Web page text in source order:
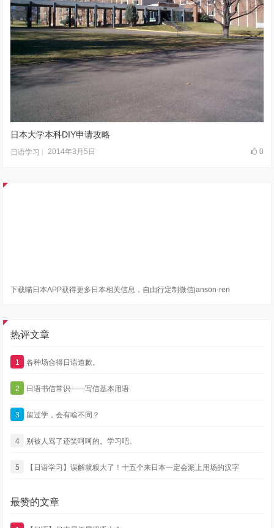
日本大学本科DIY申请攻略
日语学习 2014年3月5日 0
下载喵日本APP获得更多日本相关信息，自由行定制微信janson-ren
热评文章
1 各种场合得日语道歉。
2 日语书信常识——写信基本用语
3 留过学，会有啥不同？
4 别被人骂了还笑呵呵的。学习吧。
5 【日语学习】误解就糗大了！十五个来日本一定会派上用场的汉字
最赞的文章